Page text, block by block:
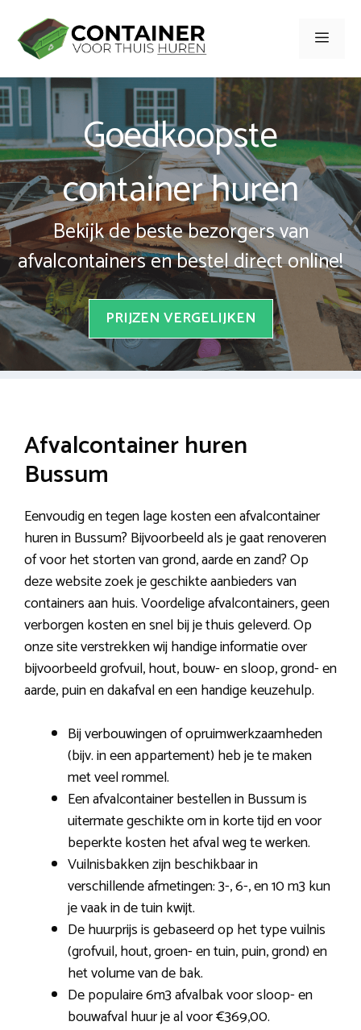
naar
inhoud
Menu
Goedkoopste
container huren
Bekijk de beste bezorgers van
afvalcontainers en bestel direct online!
PRIJZEN VERGELIJKEN
Afvalcontainer huren
Bussum
Eenvoudig en tegen lage kosten een afvalcontainer
huren in Bussum? Bijvoorbeeld als je gaat renoveren
of voor het storten van grond, aarde en zand? Op
deze website zoek je geschikte aanbieders van
containers aan huis. Voordelige afvalcontainers, geen
verborgen kosten en snel bij je thuis geleverd. Op
onze site verstrekken wij handige informatie over
bijvoorbeeld grofvuil, hout, bouw- en sloop, grond- en
aarde, puin en dakafval en een handige keuzehulp.
Bij verbouwingen of opruimwerkzaamheden
(bijv. in een appartement) heb je te maken
met veel rommel.
Een afvalcontainer bestellen in Bussum is
uitermate geschikte om in korte tijd en voor
beperkte kosten het afval weg te werken.
Vuilnisbakken zijn beschikbaar in
verschillende afmetingen: 3-, 6-, en 10 m3 kun
je vaak in de tuin kwijt.
De huurprijs is gebaseerd op het type vuilnis
(grofvuil, hout, groen- en tuin, puin, grond) en
het volume van de bak.
De populaire 6m3 afvalbak voor sloop- en
bouwafval huur je al voor €369,00.